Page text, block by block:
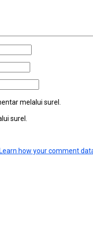
melalui surel.
surel.
Learn how your comment